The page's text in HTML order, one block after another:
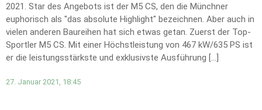
2021. Star des Angebots ist der M5 CS, den die Münchner
euphorisch als "das absolute Highlight" bezeichnen. Aber auch in
vielen anderen Baureihen hat sich etwas getan. Zuerst der Top-
Sportler M5 CS. Mit einer Höchstleistung von 467 kW/635 PS ist
er die leistungsstärkste und exklusivste Ausführung […]
27. Januar 2021, 18:45